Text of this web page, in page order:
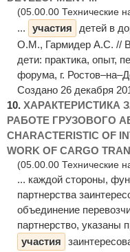
(05.00.00 Технические
... участия
детей в
О.М., Гармидер А.С. // В
дети: практика, опыт,
форума, г.
Создано 26 декабря
10. ХАРАКТЕРИСТИКА
РАБОТЕ ГРУЗОВОГО
CHARACTERISTIC OF
WORK OF CARGO
(05.00.00 Технические
... каждой стороны,
партнерства
объединение
партнерство, указаны
участия